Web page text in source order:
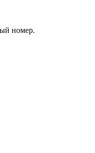
номер.